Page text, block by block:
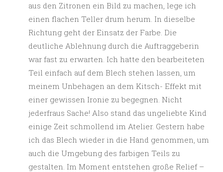
aus den Zitronen ein Bild zu machen, lege ich
einen flachen Teller drum herum. In dieselbe
Richtung geht der Einsatz der Farbe. Die
deutliche Ablehnung durch die Auftraggeberin
war fast zu erwarten. Ich hatte den bearbeiteten
Teil einfach auf dem Blech stehen lassen, um
meinem Unbehagen an dem Kitsch- Effekt mit
einer gewissen Ironie zu begegnen. Nicht
jederfraus Sache! Also stand das ungeliebte Kind
einige Zeit schmollend im Atelier. Gestern habe
ich das Blech wieder in die Hand genommen, um
auch die Umgebung des farbigen Teils zu
gestalten. Im Moment entstehen große Relief –